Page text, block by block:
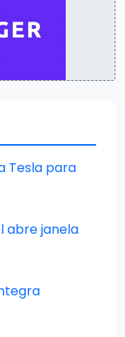
Tesla para
abre janela